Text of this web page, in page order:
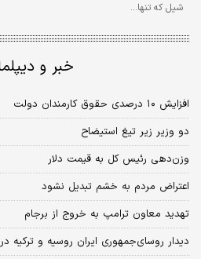
شیل که تنها…
خبر و
افزایش ۱۰ درصدی حقوق کارمندان دولت
دو وزیر زیر تیغ استیضاح
وزن‌دهی رئیس کل به قیمت دلار
اعتراض مردم به خشم تبدیل نشود
تهدید معاون ترامپ به خروج از برجام
دیدار روسای‌جمهوری ایران روسیه و ترکیه